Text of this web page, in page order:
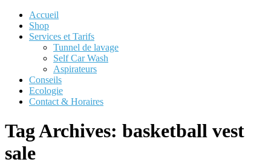
Accueil
Shop
Services et Tarifs
Tunnel de lavage
Self Car Wash
Aspirateurs
Conseils
Ecologie
Contact & Horaires
Tag Archives: basketball vest
sale